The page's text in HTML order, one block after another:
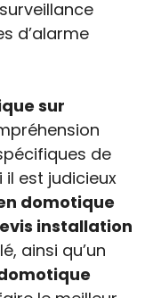
d’alarme
sur
de
il est judicieux
domotique
installation
ainsi qu’un